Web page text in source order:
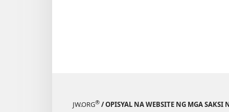
JW.ORG® / OPISYAL NA WEBSITE NG MGA SAKSI